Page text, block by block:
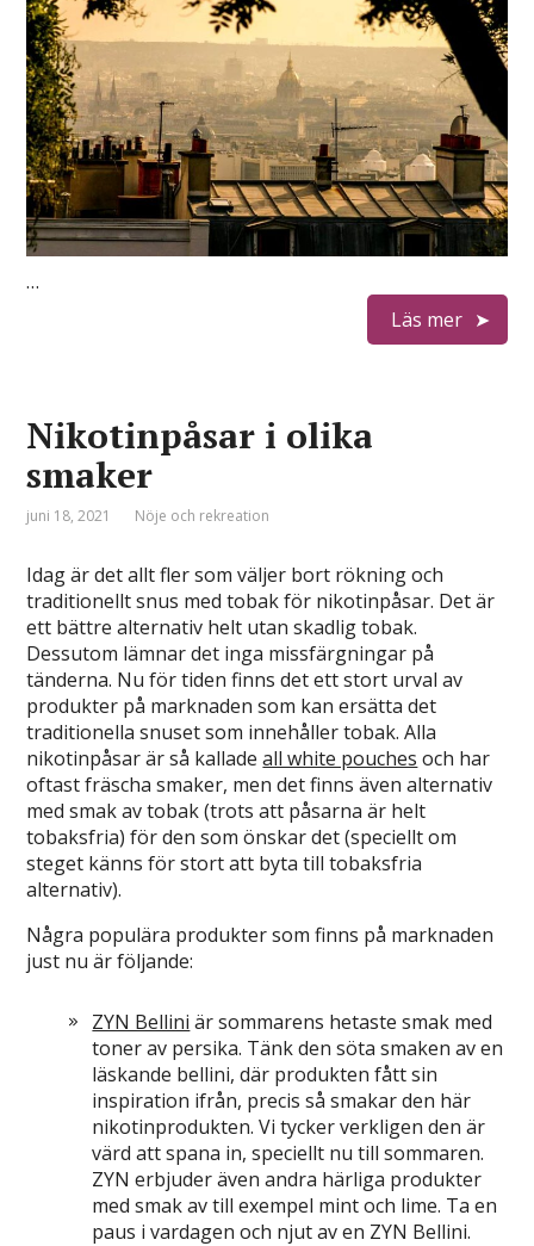
…
Läs mer
Nikotinpåsar i olika
smaker
juni 18, 2021 Nöje och rekreation
Idag är det allt fler som väljer bort rökning och
traditionellt snus med tobak för nikotinpåsar. Det är
ett bättre alternativ helt utan skadlig tobak.
Dessutom lämnar det inga missfärgningar på
tänderna. Nu för tiden finns det ett stort urval av
produkter på marknaden som kan ersätta det
traditionella snuset som innehåller tobak. Alla
nikotinpåsar är så kalladeall white pouches och har
oftast fräscha smaker, men det finns även alternativ
med smak av tobak (trots att påsarna är helt
tobaksfria) för den som önskar det (speciellt om
steget känns för stort att byta till tobaksfria
alternativ).
Några populära produkter som finns på marknaden
just nu är följande:
ZYN Bellini är sommarens hetaste smak med
toner av persika. Tänk den söta smaken av en
läskande bellini, där produkten fått sin
inspiration ifrån, precis så smakar den här
nikotinprodukten. Vi tycker verkligen den är
värd att spana in, speciellt nu till sommaren.
ZYN erbjuder även andra härliga produkter
med smak av till exempel mint och lime. Ta en
paus i vardagen och njut av en ZYN Bellini.